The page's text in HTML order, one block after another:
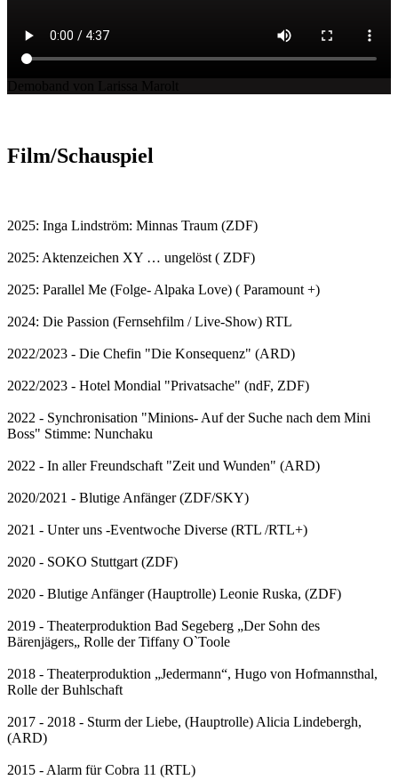
Film/Schauspiel
2025: Inga Lindström: Minnas Traum (ZDF)
2025: Aktenzeichen XY … ungelöst ( ZDF)
2025: Parallel Me (Folge- Alpaka Love) ( Paramount +)
2024: Die Passion (Fernsehfilm / Live-Show) RTL
2022/2023 - Die Chefin "Die Konsequenz" (ARD)
2022/2023 - Hotel Mondial "Privatsache" (ndF, ZDF)
2022 - Synchronisation "Minions- Auf der Suche nach dem Mini
Boss" Stimme: Nunchaku
2022 - In aller Freundschaft "Zeit und Wunden" (ARD)
2020/2021 - Blutige Anfänger (ZDF/SKY)
2021 - Unter uns -Eventwoche Diverse (RTL /RTL+)
2020 - SOKO Stuttgart (ZDF)
2020 - Blutige Anfänger (Hauptrolle) Leonie Ruska, (ZDF)
2019 - Theaterproduktion Bad Segeberg „Der Sohn des
Bärenjägers„ Rolle der Tiffany O`Toole
2018 - Theaterproduktion „Jedermann“, Hugo von Hofmannsthal,
Rolle der Buhlschaft
2017 - 2018 - Sturm der Liebe, (Hauptrolle) Alicia Lindebergh,
(ARD)
2015 - Alarm für Cobra 11 (RTL)